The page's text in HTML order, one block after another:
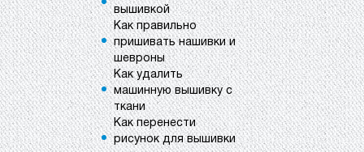
вышивкой
Как правильно
пришивать нашивки и
шевроны
Как удалить
машинную вышивку с
ткани
Как перенести
рисунок для вышивки